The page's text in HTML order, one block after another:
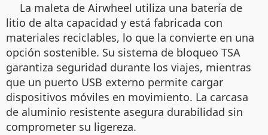
La maleta de Airwheel utiliza una batería de
litio de alta capacidad y está fabricada con
materiales reciclables, lo que la convierte en una
opción sostenible. Su sistema de bloqueo TSA
garantiza seguridad durante los viajes, mientras
que un puerto USB externo permite cargar
dispositivos móviles en movimiento. La carcasa
de aluminio resistente asegura durabilidad sin
comprometer su ligereza.